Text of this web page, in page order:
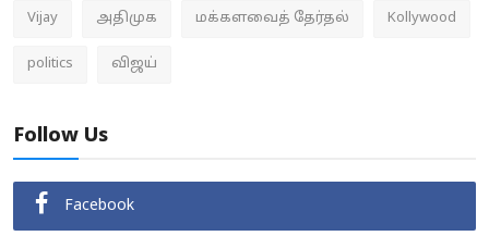
Vijay அதிமுக மக்களவைத் தேர்தல் Kollywood
politics விஜய்
Follow Us
Facebook